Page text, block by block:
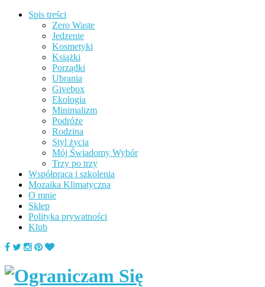
Spis treści
Zero Waste
Jedzenie
Kosmetyki
Książki
Porządki
Ubrania
Givebox
Ekologia
Minimalizm
Podróże
Rodzina
Styl życia
Mój Świadomy Wybór
Trzy po trzy
Współpraca i szkolenia
Mozaika Klimatyczna
O mnie
Sklep
Polityka prywatności
Klub